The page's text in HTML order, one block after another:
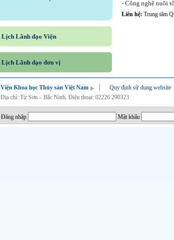
Lịch Lãnh đạo Viện
Lịch Lãnh đạo đơn vị
- Công nghệ nuôi
Liên hệ: Trung tâm
Viện Khoa học Thủy sản Việt Nam Quy định sử dụng website
Địa chỉ: Từ Sơn – Bắc Ninh. Điện thoại: 02226 290323
Đăng nhập Mật khẩu